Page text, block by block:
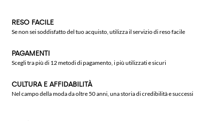
RESO FACILE
Se non sei soddisfatto del tuo acquisto, utilizza il servizio di reso facile
PAGAMENTI
Scegli tra più di 12 metodi di pagamento, i più utilizzati e sicuri
CULTURA E AFFIDABILITÀ
Nel campo della moda da oltre 50 anni, una storia di credibilità e successi